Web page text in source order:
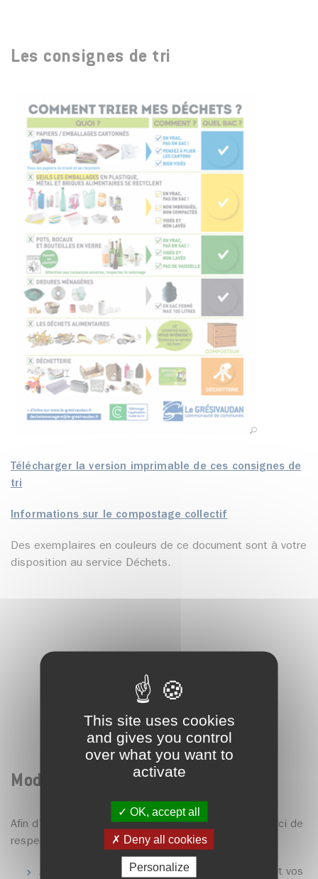
This site uses cookies
and gives you control
over what you want to
activate
OK, accept all
Deny all cookies
Personalize
Les consignes de tri
Télécharger la version imprimable de ces consignes de
tri
Informations sur le compostage collectif
Des exemplaires en couleurs de ce document sont à votre
disposition au service Déchets.
Mode d'emploi
Afin d’assurer un bon fonctionnement du service, merci de
respecter les bonnes pratiques suivantes :
Jetez vos ordures ménagères en sacs fermés et vos